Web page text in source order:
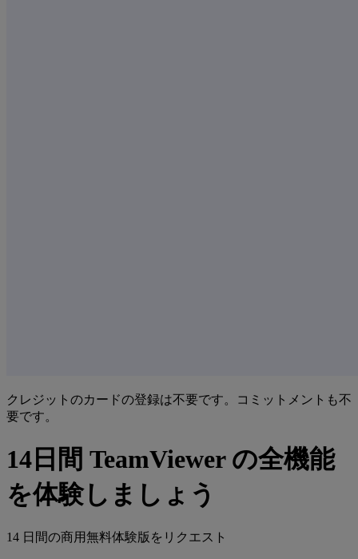
クレジットのカードの登録は不要です。コミットメントも不
要です。
14日間 TeamViewer の全機能
を体験しましょう
14 日間の商用無料体験版をリクエスト